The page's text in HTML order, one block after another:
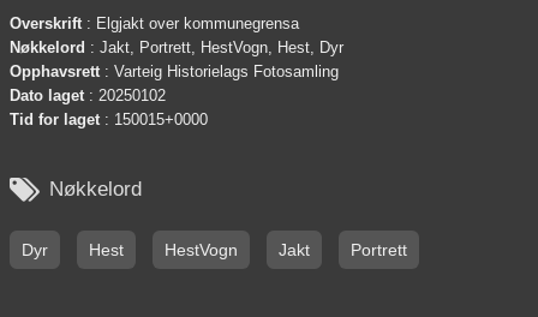
Overskrift : Elgjakt over kommunegrensa
Nøkkelord : Jakt, Portrett, HestVogn, Hest, Dyr
Opphavsrett : Varteig Historielags Fotosamling
Dato laget : 20250102
Tid for laget : 150015+0000
 Nøkkelord
Dyr Hest HestVogn Jakt Portrett